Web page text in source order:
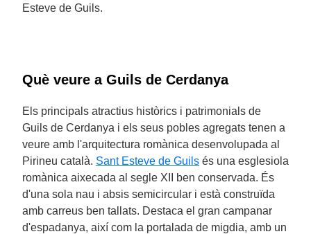
Esteve de Guils.
Què veure a Guils de Cerdanya
Els principals atractius històrics i patrimonials de
Guils de Cerdanya i els seus pobles agregats tenen a
veure amb l'arquitectura romànica desenvolupada al
Pirineu català. Sant Esteve de Guils és una esglesiola
romànica aixecada al segle XII ben conservada. És
d'una sola nau i absis semicircular i està construïda
amb carreus ben tallats. Destaca el gran campanar
d'espadanya, així com la portalada de migdia, amb un